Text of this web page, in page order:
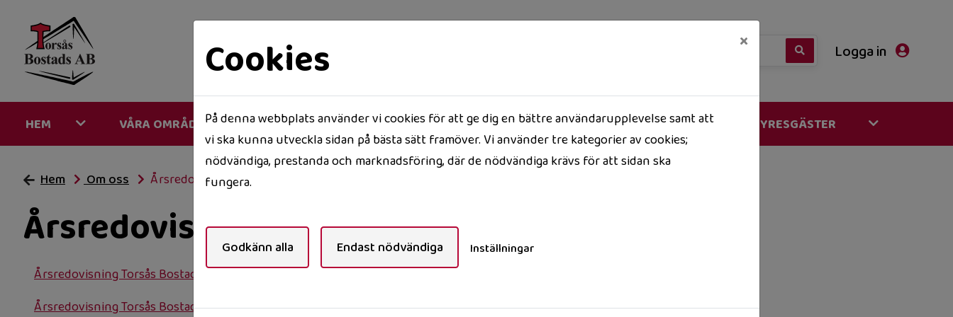
Logga in
HEM VÅRA OMRÅDEN MINA SIDOR LEDIGT JUST NU OM OSS FÖR VÅRA HYRESGÄSTER
Hem Om oss Årsredovisningar Torsås Bostads AB.
Årsredovisningar Torsås Bostads AB.
Årsredovisning Torsås Bostads AB 2021
Årsredovisning Torsås Bostads AB 2022
Cookies ×
På denna webbplats använder vi cookies för att ge dig en bättre användarupplevelse samt att
vi ska kunna utveckla sidan på bästa sätt framöver. Vi använder tre kategorier av cookies;
nödvändiga, prestanda och marknadsföring, där de nödvändiga krävs för att sidan ska
fungera.
Godkänn alla Endast nödvändiga Inställningar